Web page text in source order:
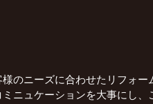
のニーズに合わせたリフォー
ニュケーションを大事にし、